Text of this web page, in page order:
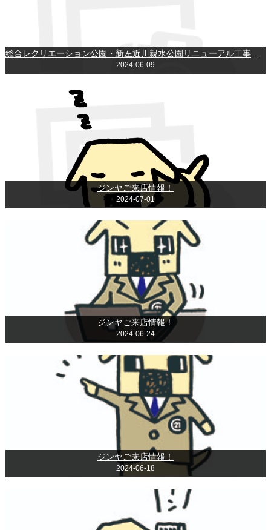
総合レクリエーション公園・新左近川親水公園リニューアル工事のお知らせ
2024-06-09
ジンヤご来店情報！
2024-07-01
ジンヤご来店情報！
2024-06-24
ジンヤご来店情報！
2024-06-18